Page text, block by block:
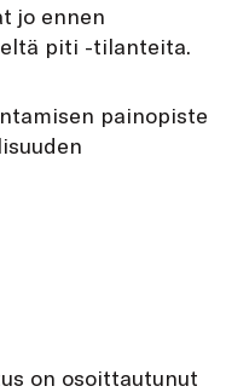
jo ennen
piti -tilanteita.
painopiste
on osoittautunut